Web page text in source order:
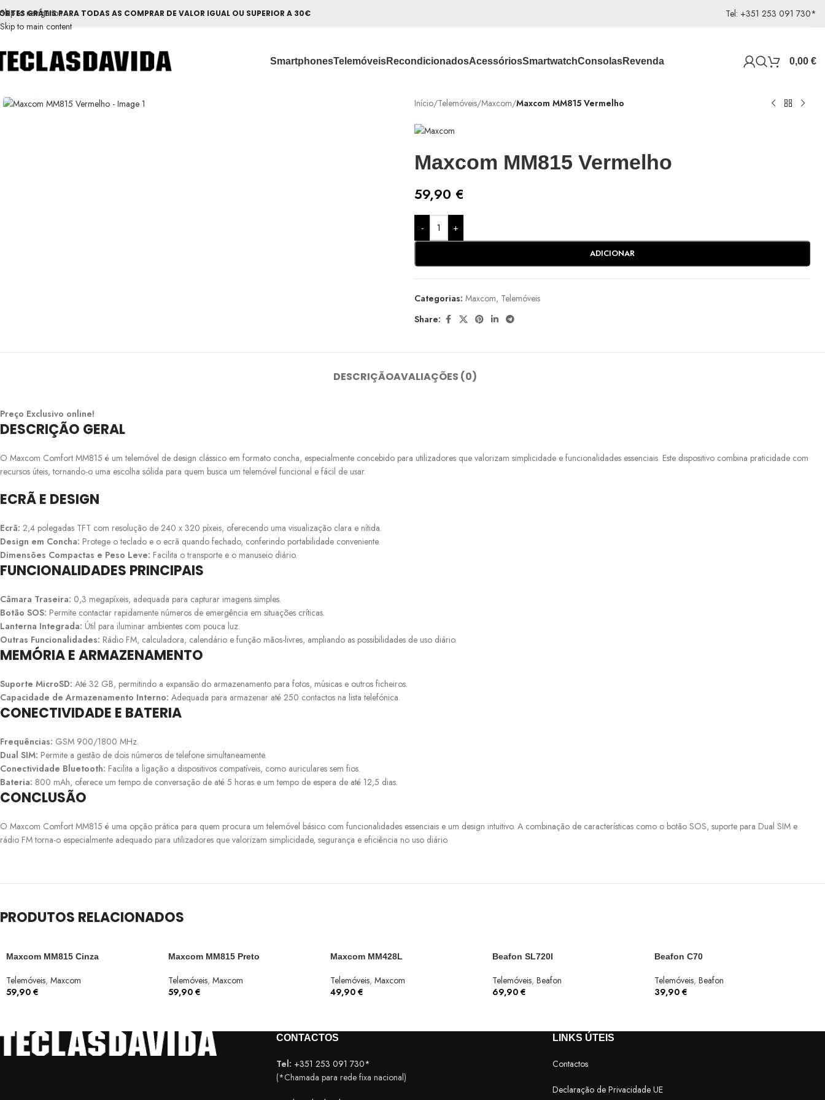
Skip to navigation
Skip to main content
GRÁTIS PARA TODAS AS COMPRAR DE VALOR IGUAL OU SUPERIOR A 30€ Tel: +351 253 091 730*
SmartphonesTelemóveisRecondicionadosAcessóriosSmartwatchConsolasRevenda 0,00 €
Início/Telemóveis/Maxcom/Maxcom MM815 Vermelho
Maxcom MM815 Vermelho
59,90 €
- +
ADICIONAR
Categorias: Maxcom, Telemóveis
Share:
DESCRIÇÃOAVALIAÇÕES (0)
Preço Exclusivo online!
DESCRIÇÃO GERAL
O Maxcom Comfort MM815 é um telemóvel de design clássico em formato concha, especialmente concebido para utilizadores que valorizam simplicidade e funcionalidades essenciais. Este dispositivo combina praticidade com
recursos úteis, tornando-o uma escolha sólida para quem busca um telemóvel funcional e fácil de usar.
ECRÃ E DESIGN
Ecrã: 2,4 polegadas TFT com resolução de 240 x 320 píxeis, oferecendo uma visualização clara e nítida.
Design em Concha: Protege o teclado e o ecrã quando fechado, conferindo portabilidade conveniente.
Dimensões Compactas e Peso Leve: Facilita o transporte e o manuseio diário.
FUNCIONALIDADES PRINCIPAIS
Câmara Traseira: 0,3 megapíxeis, adequada para capturar imagens simples.
Botão SOS: Permite contactar rapidamente números de emergência em situações críticas.
Lanterna Integrada: Útil para iluminar ambientes com pouca luz.
Outras Funcionalidades: Rádio FM, calculadora, calendário e função mãos-livres, ampliando as possibilidades de uso diário.
MEMÓRIA E ARMAZENAMENTO
Suporte MicroSD: Até 32 GB, permitindo a expansão do armazenamento para fotos, músicas e outros ficheiros.
Capacidade de Armazenamento Interno: Adequada para armazenar até 250 contactos na lista telefónica.
CONECTIVIDADE E BATERIA
Frequências: GSM 900/1800 MHz.
Dual SIM: Permite a gestão de dois números de telefone simultaneamente.
Conectividade Bluetooth: Facilita a ligação a dispositivos compatíveis, como auriculares sem fios.
Bateria: 800 mAh, oferece um tempo de conversação de até 5 horas e um tempo de espera de até 12,5 dias.
CONCLUSÃO
O Maxcom Comfort MM815 é uma opção prática para quem procura um telemóvel básico com funcionalidades essenciais e um design intuitivo. A combinação de características como o botão SOS, suporte para Dual SIM e
rádio FM torna-o especialmente adequado para utilizadores que valorizam simplicidade, segurança e eficiência no uso diário.
PRODUTOS RELACIONADOS
Maxcom MM815 Cinza
Telemóveis, Maxcom
59,90 €
Maxcom MM815 Preto
Telemóveis, Maxcom
59,90 €
Maxcom MM428L
Telemóveis, Maxcom
49,90 €
Beafon SL720I
Telemóveis, Beafon
69,90 €
Beafon C70
Telemóveis, Beafon
39,90 €
CONTACTOS
Tel: +351 253 091 730*
(*Chamada para rede fixa nacional)
LINKS ÚTEIS
Contactos
Declaração de Privacidade UE